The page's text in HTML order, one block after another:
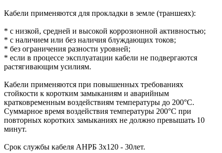
Кабели применяются для прокладки в земле (траншеях):
* с низкой, средней и высокой коррозионной активностью;
* с наличием или без наличия блуждающих токов;
* без ограничения разности уровней;
* если в процессе эксплуатации кабели не подвергаются
растягивающим усилиям.
Кабели применяются при повышенных требованиях
стойкости к коротким замыканиям и аварийным
кратковременным воздействиям температуры до 200°С.
Суммарное время воздействия температуры 200°С при
повторных коротких замыканиях не должно превышать 10
минут.
Срок службы кабеля АНРБ 3х120 - 30лет.